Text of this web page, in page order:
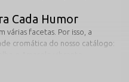
Cada Humor
várias facetas. Por isso, a
cromática do nosso catálogo:
de 2026 para sua